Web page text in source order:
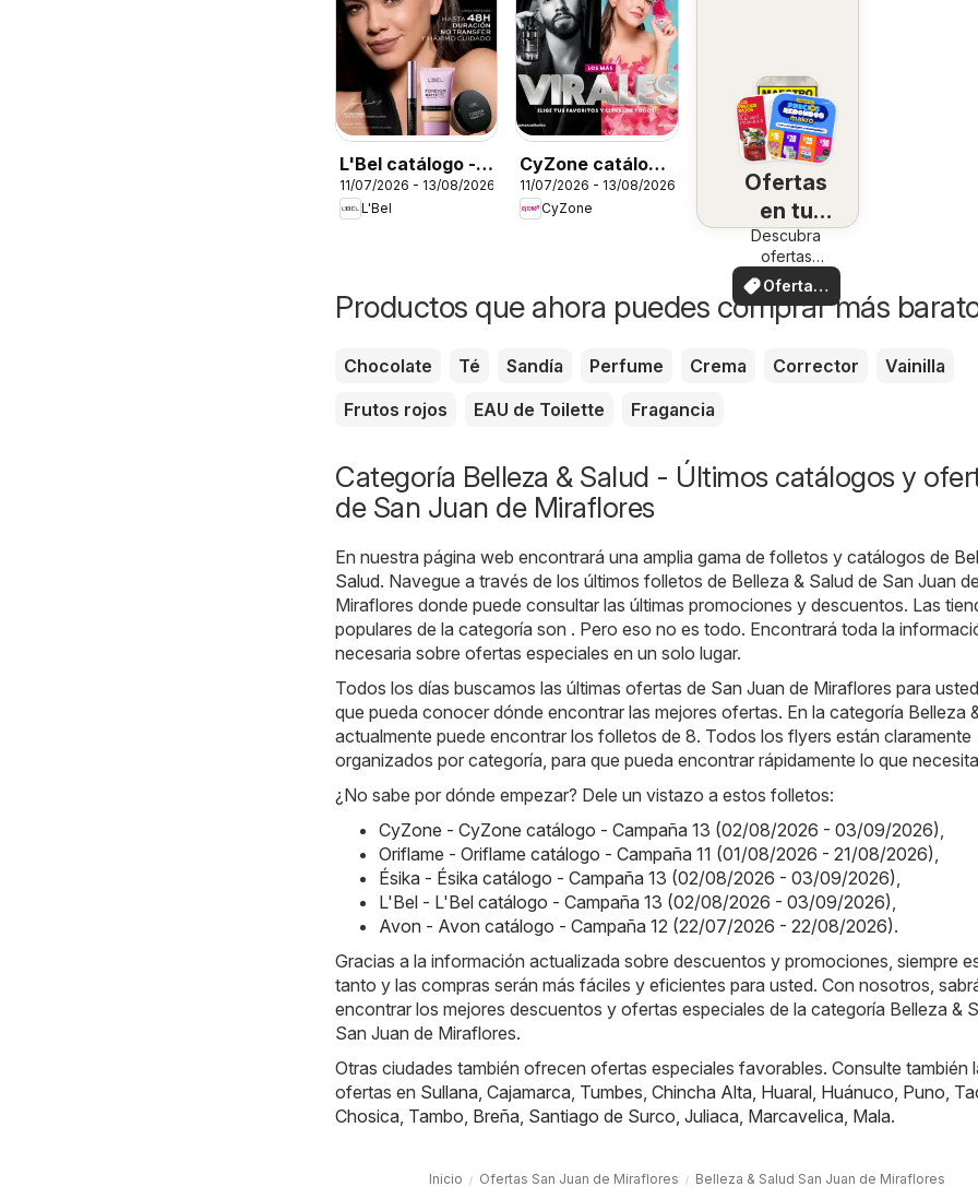
L'Bel catálogo -
Campaña 12
11/07/2026 - 13/08/2026
L'Bel
CyZone catálogo
- Campaña 12
11/07/2026 - 13/08/2026
CyZone
Ofertas
en tu
zona
Descubra
ofertas
especiales
Ofertas
locales
Productos que ahora puedes comprar más
Chocolate Té Sandía Perfume Crema Corrector
Vainilla
Frutos rojos
EAU de Toilette Fragancia
Categoría Belleza & Salud - Últimos catálogos y
de San Juan de Miraflores
En nuestra página web encontrará una amplia gama de folletos y catálogos de
Salud. Navegue a través de los últimos folletos de Belleza & Salud de San Juan de
Miraflores donde puede consultar las últimas promociones y descuentos. Las
populares de la categoría son . Pero eso no es todo. Encontrará toda la
necesaria sobre ofertas especiales en un solo lugar.
Todos los días buscamos las últimas ofertas de San Juan de Miraflores para
que pueda conocer dónde encontrar las mejores ofertas. En la categoría Belleza
actualmente puede encontrar los folletos de 8. Todos los flyers están claramente
organizados por categoría, para que pueda encontrar rápidamente lo que
¿No sabe por dónde empezar? Dele un vistazo a estos folletos:
CyZone - CyZone catálogo - Campaña 13 (02/08/2026 - 03/09/2026),
Oriflame - Oriflame catálogo - Campaña 11 (01/08/2026 - 21/08/2026),
Ésika - Ésika catálogo - Campaña 13 (02/08/2026 - 03/09/2026),
L'Bel - L'Bel catálogo - Campaña 13 (02/08/2026 - 03/09/2026),
Avon - Avon catálogo - Campaña 12 (22/07/2026 - 22/08/2026).
Gracias a la información actualizada sobre descuentos y promociones, siempre
tanto y las compras serán más fáciles y eficientes para usted. Con nosotros,
encontrar los mejores descuentos y ofertas especiales de la categoría Belleza &
San Juan de Miraflores.
Otras ciudades también ofrecen ofertas especiales favorables. Consulte también
ofertas en Sullana, Cajamarca, Tumbes, Chincha Alta, Huaral, Huánuco, Puno,
Chosica, Tambo, Breña, Santiago de Surco, Juliaca, Marcavelica, Mala.
Inicio Ofertas San Juan de Miraflores Belleza & Salud San Juan de Miraflores